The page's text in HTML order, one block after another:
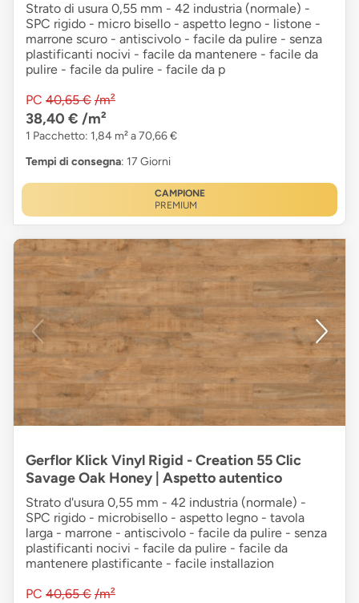
Strato di usura 0,55 mm - 42 industria (normale) -
SPC rigido - micro bisello - aspetto legno - listone -
marrone scuro - antiscivolo - facile da pulire - senza
plastificanti nocivi - facile da mantenere - facile da
pulire - facile da pulire - facile da p
PC 40,65 € /m²
38,40 € /m²
1 Pacchetto: 1,84 m² a 70,66 €
Tempi di consegna: 17 Giorni
CAMPIONE
PREMIUM
Gerflor Klick Vinyl Rigid - Creation 55 Clic
Savage Oak Honey | Aspetto autentico
Strato d'usura 0,55 mm - 42 industria (normale) -
SPC rigido - microbisello - aspetto legno - tavola
larga - marrone - antiscivolo - facile da pulire - senza
plastificanti nocivi - facile da pulire - facile da
mantenere plastificante - facile installazion
PC 40,65 € /m²